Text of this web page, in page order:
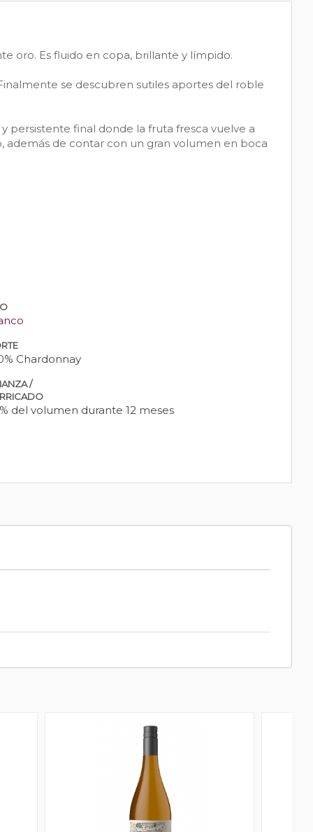
oro. Es fluido en copa, brillante y límpido.
se descubren sutiles aportes del roble
persistente final donde la fruta fresca vuelve a
además de contar con un gran volumen en boca
Chardonnay
/
del volumen durante 12 meses